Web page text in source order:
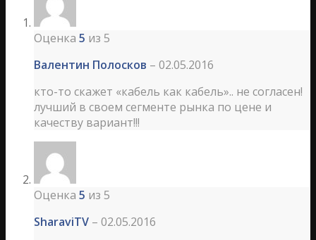
Оценка 5 из 5
Валентин Полосков – 02.05.2016
кто-то скажет «кабель как кабель».. не согласен!
лучший в своем сегменте рынка по цене и
качеству вариант!!!
Оценка 5 из 5
SharaviTV – 02.05.2016